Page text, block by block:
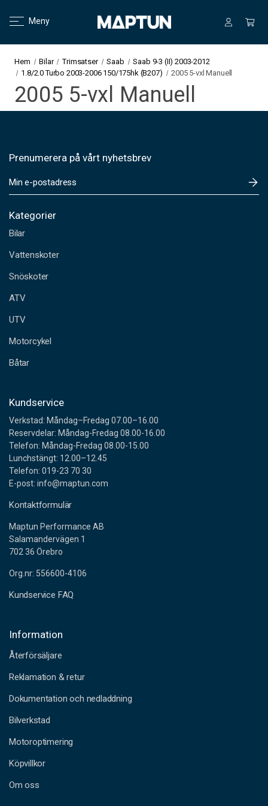
Meny
Hem Bilar Trimsatser Saab
Saab 9-3 (II) 2003-2012
1.8/2.0 Turbo 2003-2006 150/175hk (B207)
2005 5-vxl Manuell
2005 5-vxl Manuell
Prenumerera på vårt nyhetsbrev
-
o
t
a
r
s
s
Kategorier
Bilar
Vattenskoter
Snöskoter
ATV
UTV
Motorcykel
Båtar
Kundservice
Verkstad: Måndag–Fredag 07.00–16.00
Reservdelar: Måndag-Fredag 08.00-16.00
Telefon: Måndag-Fredag 08.00-15.00
Lunchstängt: 12.00–12.45
Telefon: 019-23 70 30
E-post: info@maptun.com
Kontaktformulär
Maptun Performance AB
Salamandervägen 1
702 36 Örebro
Org.nr: 556600-4106
Kundservice FAQ
Information
Återförsäljare
Reklamation & retur
Dokumentation och nedladdning
Bilverkstad
Motoroptimering
Köpvillkor
Om oss